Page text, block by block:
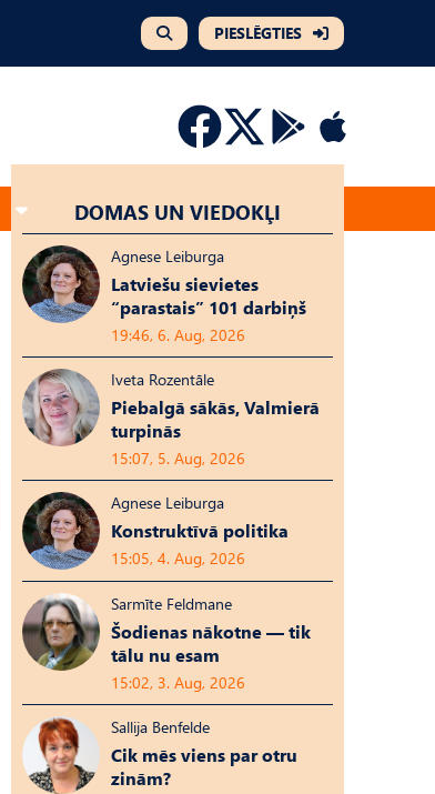
PIESLĒGTIES
DOMAS UN VIEDOKĻI
Agnese Leiburga
Latviešu sievietes
“parastais” 101 darbiņš
19:46, 6. Aug, 2026
Iveta Rozentāle
Piebalgā sākās, Valmierā
turpinās
15:07, 5. Aug, 2026
Agnese Leiburga
Konstruktīvā politika
15:05, 4. Aug, 2026
Sarmīte Feldmane
Šodienas nākotne — tik
tālu nu esam
15:02, 3. Aug, 2026
Sallija Benfelde
Cik mēs viens par otru
zinām?